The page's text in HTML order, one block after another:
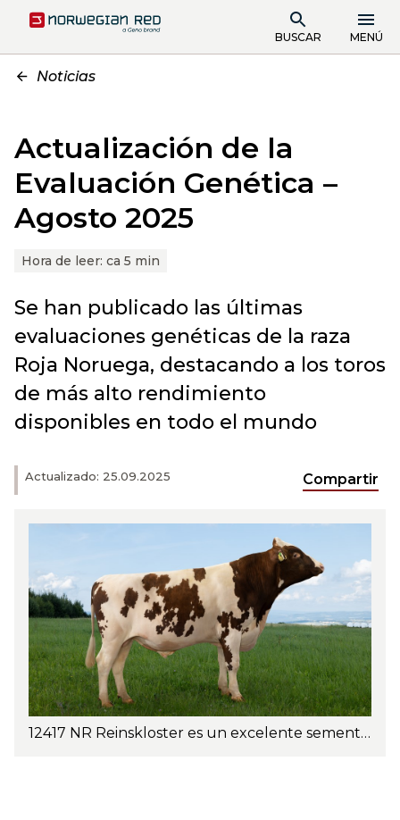
BUSCAR MENÚ
Noticias
Actualización de la
Evaluación Genética –
Agosto 2025
Hora de leer: ca 5 min
Actualizado: 25.09.2025 Compartir
Se han publicado las últimas
evaluaciones genéticas de la raza
Roja Noruega, destacando a los toros
de más alto rendimiento
disponibles en todo el mundo
12417 NR Reinskloster es un excelente semental de alta producción con alto rendimiento y porcentaje de leche, especialmente proteína, lo que proporciona una excelente producción total de sólidos lácteos. Foto: June Witzøe